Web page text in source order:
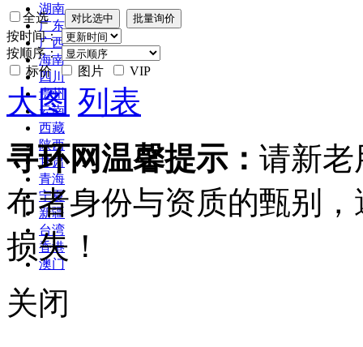
湖南
广东
广西
海南
四川
贵州
云南
西藏
陕西
甘肃
青海
宁夏
新疆
台湾
香港
澳门
全选
按时间：
按顺序：
标价
图片 VIP
大图 列表
寻环网温馨提示： 请新老
布者身份与资质的甄别
损失！
关闭